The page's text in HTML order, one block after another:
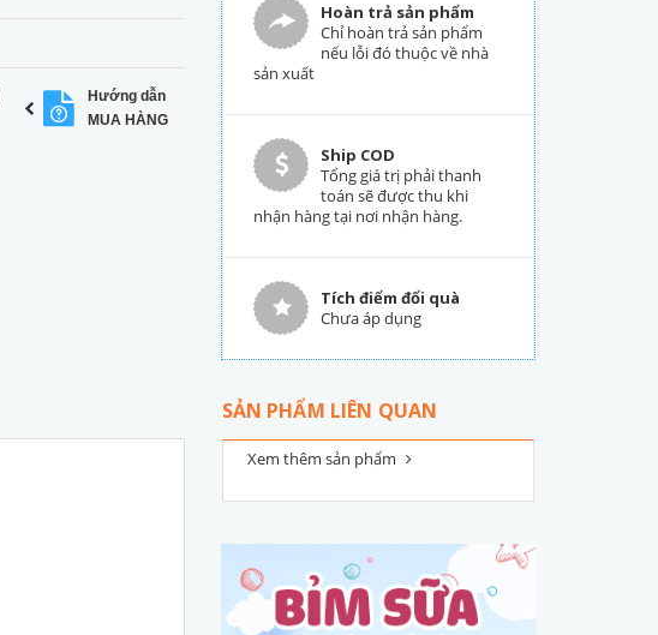
Hướng dẫn
MUA HÀNG
Hoàn trả sản phẩm
Chỉ hoàn trả sản phẩm
nếu lỗi đó thuộc về nhà
sản xuất
Ship COD
Tổng giá trị phải thanh
toán sẽ được thu khi
nhận hàng tại nơi nhận hàng.
Tích điểm đổi quà
Chưa áp dụng
SẢN PHẨM LIÊN QUAN
Xem thêm sản phẩm